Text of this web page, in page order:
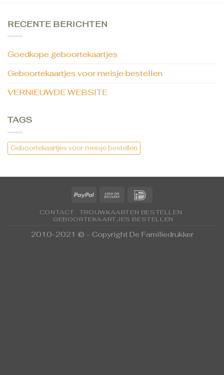
RECENTE BERICHTEN
Goedkope geboortekaartjes
Geboortekaartjes voor meisje bestellen
VERNIEUWDE WEBSITE
TAGS
Geboortekaartjes voor meisje bestellen
CONTACT
TROUWKAARTEN BESTELLEN
GEBOORTEKAARTJES BESTELLEN
2010-2021 © - Copyright De Familiedrukker